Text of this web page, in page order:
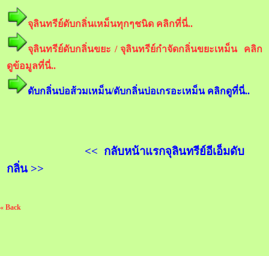
จุลินทรีย์ดับกลิ่นเหม็นทุกๆชนิด คลิกที่นี่..
จุลินทรีย์ดับกลิ่นขยะ / จุลินทรีย์กำจัดกลิ่นขยะเหม็น คลิก
ดูข้อมูลที่นี่..
ดับกลิ่นบ่อส้วมเหม็น/ดับกลิ่นบ่อเกรอะเหม็น คลิกดูที่นี่..
<< กลับหน้าแรกจุลินทรีย์อีเอ็มดับ
กลิ่น >>
« Back